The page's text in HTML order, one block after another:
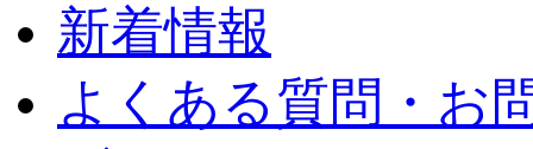
新着情報
よくある質問・お